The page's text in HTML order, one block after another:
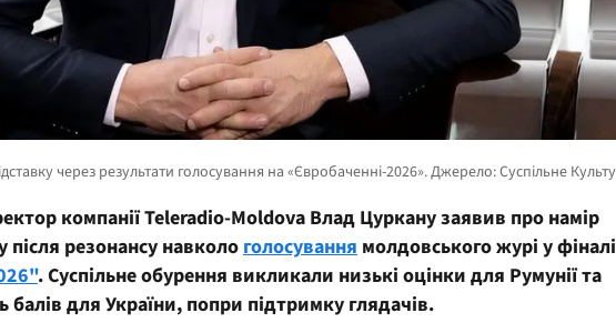
компанії Teleradio-Moldova Влад Цуркану заявив про намір
резонансу навколо голосування молдовського журі у фіналі
. Суспільне обурення викликали низькі оцінки для Румунії та
балів для України, попри підтримку глядачів.